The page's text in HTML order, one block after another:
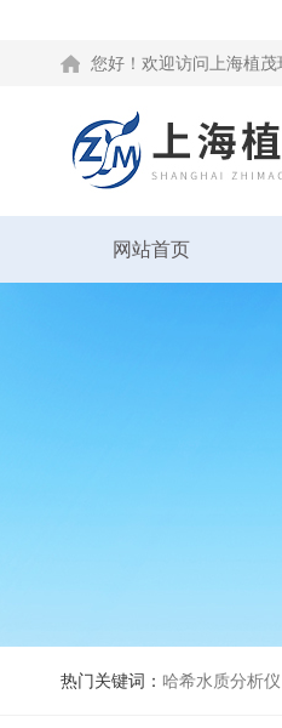
您好！欢迎访问上海植茂
网站首页
热门关键词： 哈希水质分析